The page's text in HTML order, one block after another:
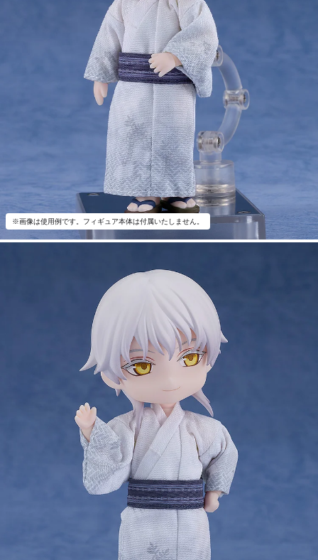
※画像は使用例です。フィギュア本体は付属いたしません。